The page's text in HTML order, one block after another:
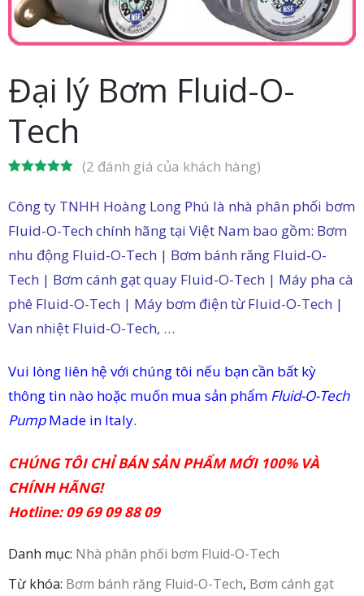
Đại lý Bơm Fluid-O-
Tech
đánh giá
(2 đánh giá của khách hàng)
Công ty TNHH Hoàng Long Phú là nhà phân phối bơm
Fluid-O-Tech chính hãng tại Việt Nam bao gồm: Bơm
nhu động Fluid-O-Tech | Bơm bánh răng Fluid-O-
Tech | Bơm cánh gạt quay Fluid-O-Tech | Máy pha cà
phê Fluid-O-Tech | Máy bơm điện từ Fluid-O-Tech |
Van nhiệt Fluid-O-Tech, …
Vui lòng liên hệ với chúng tôi nếu bạn cần bất kỳ
thông tin nào hoặc muốn mua sản phẩm Fluid-O-Tech
PumpMade in Italy.
CHÚNG TÔI CHỈ BÁN SẢN PHẨM MỚI 100% VÀ
CHÍNH HÃNG!
Hotline: 09 69 09 88 09
Danh mục: Nhà phân phối bơm Fluid-O-Tech
Từ khóa: Bơm bánh răng Fluid-O-Tech, Bơm cánh gạt